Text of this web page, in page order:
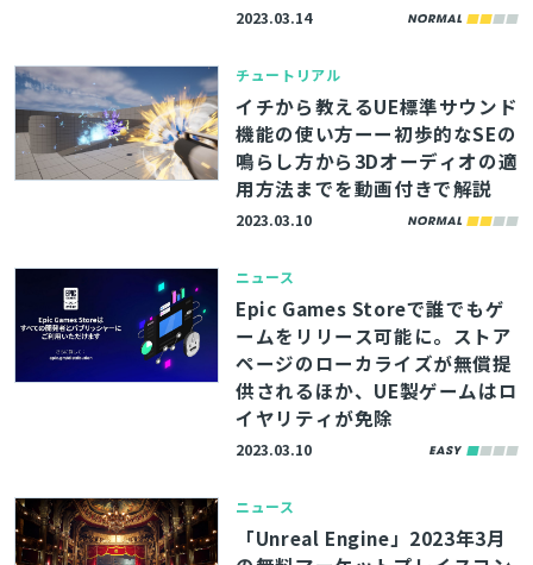
2023.03.14
チュートリアル
イチから教えるUE標準サウンド
機能の使い方ーー初歩的なSEの
鳴らし方から3Dオーディオの適
用方法までを動画付きで解説
2023.03.10
ニュース
Epic Games Storeで誰でもゲ
ームをリリース可能に。ストア
ページのローカライズが無償提
供されるほか、UE製ゲームはロ
イヤリティが免除
2023.03.10
ニュース
「Unreal Engine」2023年3月